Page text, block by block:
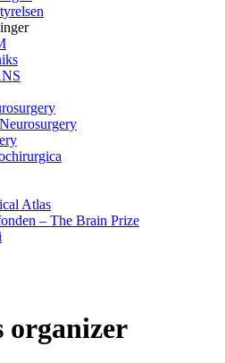
Atlas
– The Brain Prize
organizer